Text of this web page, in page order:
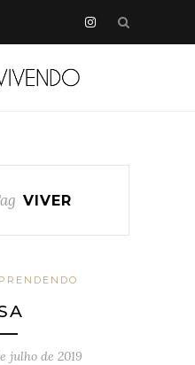
VIVER
julho de 2019